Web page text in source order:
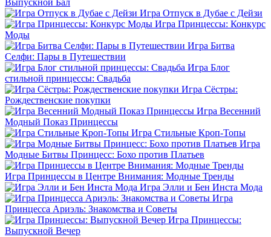
Выпускной Бал
Игра Отпуск в Дубае с Дейзи
Игра Принцессы: Конкурс
Моды
Игра Битва
Селфи: Пары в Путешествии
Игра Блог
стильной принцессы: Свадьба
Игра Сёстры:
Рождественские покупки
Игра Весенний
Модный Показ Принцессы
Игра Стильные Кроп-Топы
Игра
Модные Битвы Принцесс: Бохо против Платьев
Игра Принцессы в Центре Внимания: Модные Тренды
Игра Элли и Бен Инста Мода
Игра
Принцесса Ариэль: Знакомства и Советы
Игра Принцессы:
Выпускной Вечер